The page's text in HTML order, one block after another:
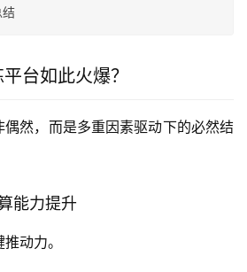
结
台如此火爆？
然，而是多重因素驱动下的必然结
能力提升
动力。